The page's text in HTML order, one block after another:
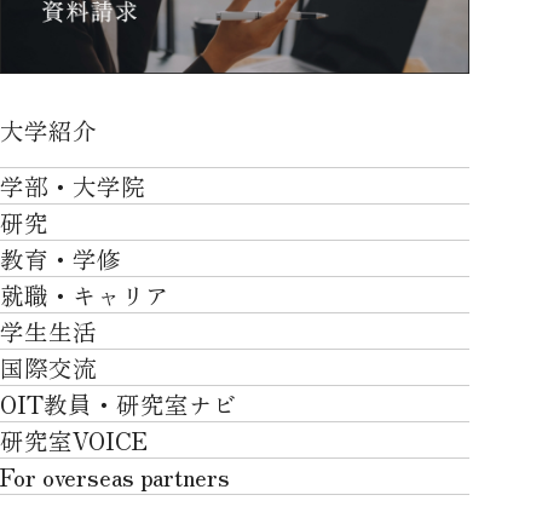
大学紹介
大学紹介TOP
OVER THE LIMIT
大学について
施設一覧
社会・地域・高大連携
川上村での取り組み
アクセス
ポリシー/コンプライアンス
卒業生VOICE
学部・大学院
学部・大学院TOP
工学部
ロボティクス＆デザイン工学部
情報科学部
知的財産学部
工学研究科
ロボティクス＆デザイン工学研究科
研究
研究TOP
研究について
産官学連携
教育・学修
教育・学修TOP
卒業時質保証を担う独自の教育システム
自律学修
学習支援
リカレント教育プログラム
高大接続
就職・キャリア
就職・キャリアTOP
就職サポート
キャリア形成
インターンシップ
学生生活
学生生活TOP
キャンパスライフ
課外活動
学費
国際交流
国際交流TOP
グローバルな人材育成
国際交流プログラムについて
OIT教員・研究室ナビ
研究室VOICE
For overseas partners